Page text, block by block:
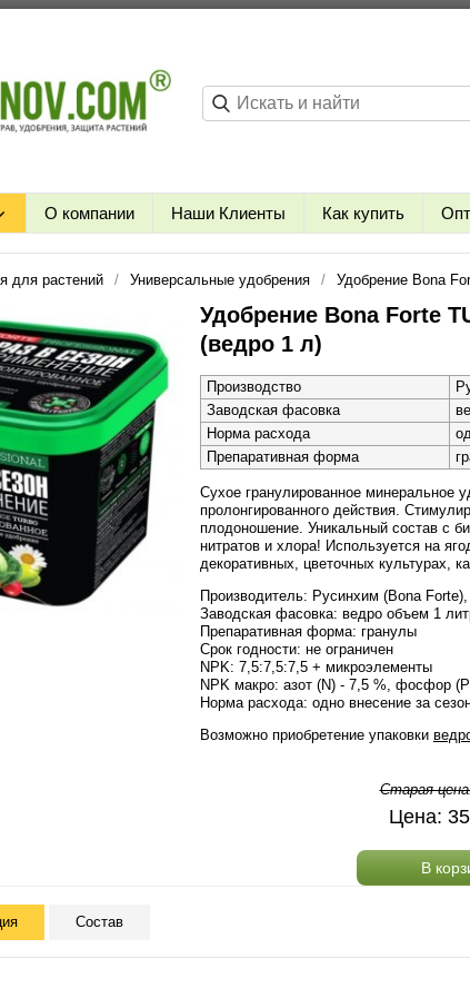
О компании Наши Клиенты Как купить
для растений Универсальные удобрения Удобрение Bona
Удобрение Bona Forte
(ведро 1 л)
Производство
Заводская фасовка
Норма расхода
Препаративная форма
Сухое гранулированное минеральное
пролонгированного действия.
плодоношение. Уникальный состав с
нитратов и хлора! Используется на
декоративных, цветочных культурах,
Производитель: Русинхим (Bona
Заводская фасовка: ведро объем 1
Препаративная форма: гранулы
Срок годности: не ограничен
NPK: 7,5:7,5:7,5 + микроэлементы
NPK макро: азот (N) - 7,5 %, фосфор
Норма расхода: одно внесение за
Возможно приобретение упаковки
Старая
Цена:
В
Состав